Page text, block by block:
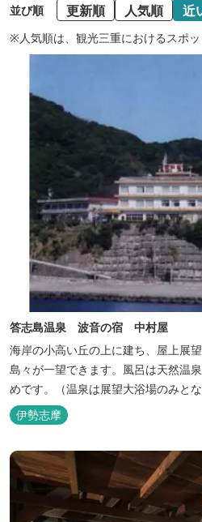
並び順 更新順 人気順 近
※人気順は、観光三重におけるスポ
答志島温泉 波音の宿 中村屋
海岸の小高い丘の上に建ち、屋上展
島々が一望できます。風呂は天然温
めです。（温泉は展望大浴場のみとな
伊勢志摩